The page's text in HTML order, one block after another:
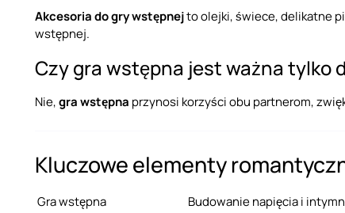
Akcesoria do gry wstępnejto olejki, świece, delikatne
wstępnej.
Czy gra wstępna jest ważna tylko
Nie,gra wstępna przynosi korzyści obu partnerom,
Kluczowe elementy
Gra wstępna
Budowanie napięcia i